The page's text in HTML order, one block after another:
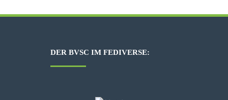
DER BVSC IM FEDIVERSE: